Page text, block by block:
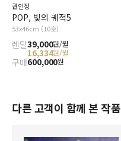
권인정
POP, 빛의 궤적5
53x46cm (10호)
렌탈39,000원/월
16,334원/월
구매600,000원
다른 고객이 함께 본 작품